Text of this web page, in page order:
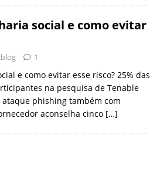
social e como evitar
1
e como evitar esse risco? 25% das
na pesquisa de Tenable
phishing também com
aconselha cinco […]